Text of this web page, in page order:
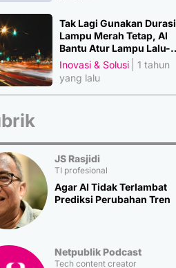
Tak Lagi Gunakan Durasi
Lampu Merah Tetap, AI
Bantu Atur Lampu Lalu-
Lintas
Inovasi & Solusi
1 tahun
yang lalu
JS Rasjidi
TI profesional
Agar AI Tidak Terlambat
Prediksi Perubahan Tren
Netpublik Podcast
Tech content creator